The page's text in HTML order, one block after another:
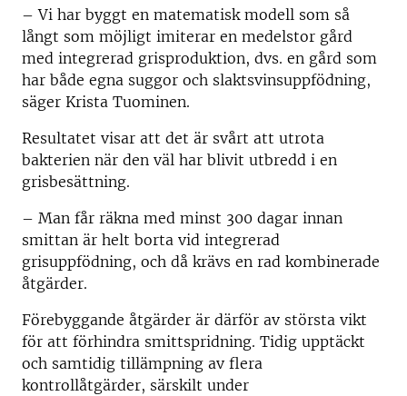
– Vi har byggt en matematisk modell som så
långt som möjligt imiterar en medelstor gård
med integrerad grisproduktion, dvs. en gård som
har både egna suggor och slaktsvinsuppfödning,
säger Krista Tuominen.
Resultatet visar att det är svårt att utrota
bakterien när den väl har blivit utbredd i en
grisbesättning.
– Man får räkna med minst 300 dagar innan
smittan är helt borta vid integrerad
grisuppfödning, och då krävs en rad kombinerade
åtgärder.
Förebyggande åtgärder är därför av största vikt
för att förhindra smittspridning. Tidig upptäckt
och samtidig tillämpning av flera
kontrollåtgärder, särskilt under